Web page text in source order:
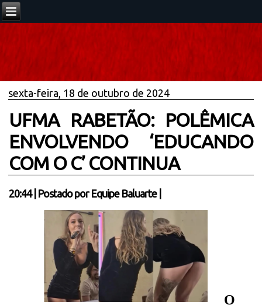
sexta-feira, 18 de outubro de 2024
UFMA RABETÃO: POLÊMICA
ENVOLVENDO ‘EDUCANDO
COM O C’ CONTINUA
20:44| Postado por Equipe Baluarte
O